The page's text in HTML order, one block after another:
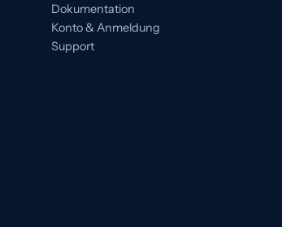
Dokumentation
Konto & Anmeldung
Support